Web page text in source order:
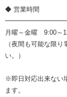
◆ 営業時間
月曜～金曜 9:00～
（夜間も可能な限
い。）
※即日対応出来ない
ます。